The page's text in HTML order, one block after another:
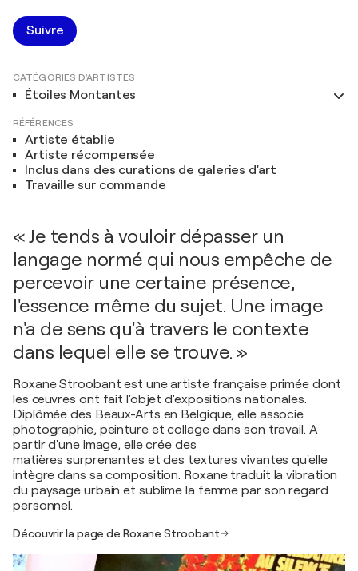
Suivre
CATÉGORIES D'ARTISTES
Étoiles Montantes
RÉFÉRENCES
Artiste établie
Artiste récompensée
Inclus dans des curations de galeries d'art
Travaille sur commande
« Je tends à vouloir dépasser un
langage normé qui nous empêche de
percevoir une certaine présence,
l'essence même du sujet. Une image
n'a de sens qu'à travers le contexte
dans lequel elle se trouve. »
Roxane Stroobant est une artiste française primée dont
les œuvres ont fait l'objet d'expositions nationales.
Diplômée des Beaux-Arts en Belgique, elle associe
photographie, peinture et collage dans son travail. A
partir d'une image, elle crée des
matières surprenantes et des textures vivantes qu'elle
intègre dans sa composition. Roxane traduit la vibration
du paysage urbain et sublime la femme par son regard
personnel.
Découvrir la page de Roxane Stroobant